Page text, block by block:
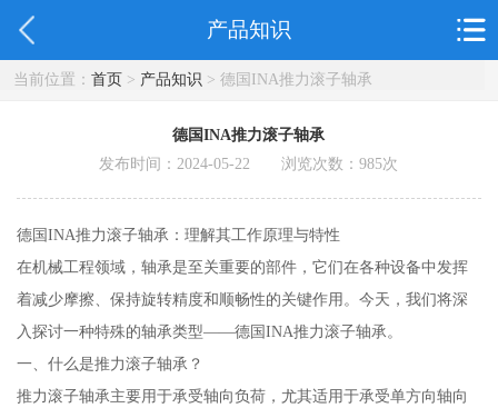
产品知识
当前位置： 首页> 产品知识 > 德国INA推力滚子轴承
德国INA推力滚子轴承
发布时间：2024-05-22 浏览次数：985次
德国INA推力滚子轴承：理解其工作原理与特性
在机械工程领域，轴承是至关重要的部件，它们在各种设备中发挥
着减少摩擦、保持旋转精度和顺畅性的关键作用。今天，我们将深
入探讨一种特殊的轴承类型——德国INA推力滚子轴承。
一、什么是推力滚子轴承？
推力滚子轴承主要用于承受轴向负荷，尤其适用于承受单方向轴向